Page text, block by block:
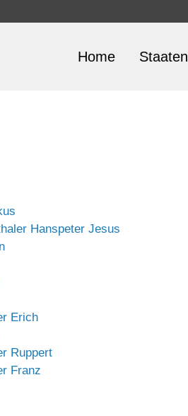
Home Staaten
Hanspeter Jesus
Erich
Ruppert
Franz